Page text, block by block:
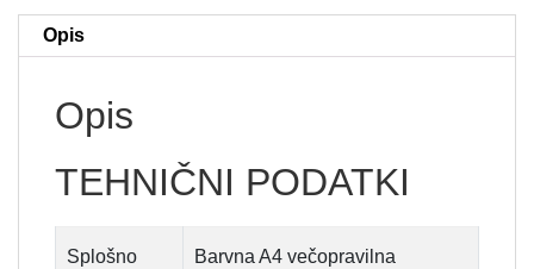
Opis
Opis
TEHNIČNI PODATKI
Splošno
Barvna A4 večopravilna